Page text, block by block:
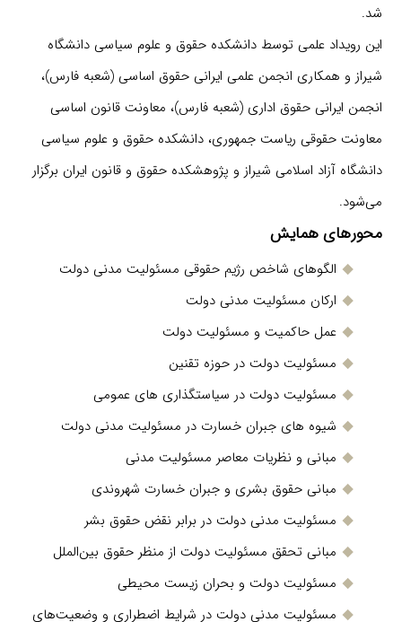
شد.
این رویداد علمی توسط دانشکده حقوق و علوم سیاسی دانشگاه
شیراز و همکاری انجمن علمی ایرانی حقوق اساسی (شعبه فارس)،
انجمن ایرانی حقوق اداری (شعبه فارس)، معاونت قانون اساسی
معاونت حقوقی ریاست جمهوری، دانشکده حقوق و علوم سیاسی
دانشگاه آزاد اسلامی شیراز و پژوهشکده حقوق و قانون ایران برگزار
می‌شود.
محورهای همایش
الگوهای شاخص رژیم حقوقی مسئولیت مدنی دولت
ارکان مسئولیت مدنی دولت
عمل حاکمیت و مسئولیت دولت
مسئولیت دولت در حوزه تقنین
مسئولیت دولت در سیاستگذاری های عمومی
شیوه های جبران خسارت در مسئولیت مدنی دولت
مبانی و نظریات معاصر مسئولیت مدنی
مبانی حقوق بشری و جبران خسارت شهروندی
مسئولیت مدنی دولت در برابر نقض حقوق بشر
مبانی تحقق مسئولیت دولت از منظر حقوق بین‌الملل
مسئولیت دولت و بحران زیست محیطی
مسئولیت مدنی دولت در شرایط اضطراری و وضعیت‌های